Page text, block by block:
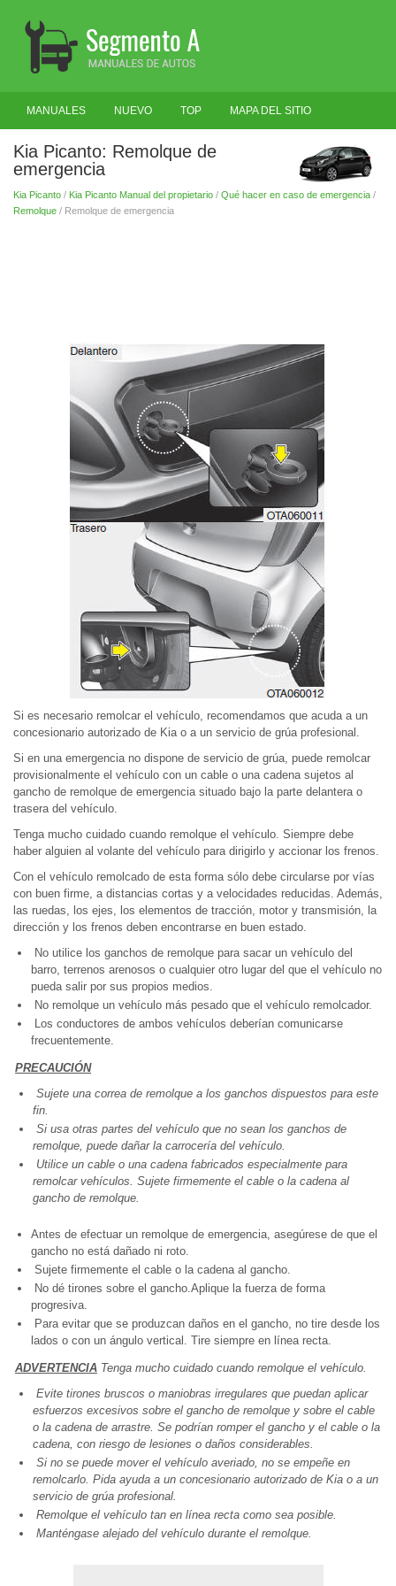
MANUALES NUEVO TOP MAPA DEL SITIO
BUSCAR
Kia Picanto: Remolque de
emergencia
Kia Picanto / Kia Picanto Manual del propietario / Qué hacer en caso de emergencia /
Remolque / Remolque de emergencia
Si es necesario remolcar el vehículo, recomendamos que acuda a un
concesionario autorizado de Kia o a un servicio de grúa profesional.
Si en una emergencia no dispone de servicio de grúa, puede remolcar
provisionalmente el vehículo con un cable o una cadena sujetos al
gancho de remolque de emergencia situado bajo la parte delantera o
trasera del vehículo.
Tenga mucho cuidado cuando remolque el vehículo. Siempre debe
haber alguien al volante del vehículo para dirigirlo y accionar los frenos.
Con el vehículo remolcado de esta forma sólo debe circularse por vías
con buen firme, a distancias cortas y a velocidades reducidas. Además,
las ruedas, los ejes, los elementos de tracción, motor y transmisión, la
dirección y los frenos deben encontrarse en buen estado.
No utilice los ganchos de remolque para sacar un vehículo del
barro, terrenos arenosos o cualquier otro lugar del que el vehículo no
pueda salir por sus propios medios.
No remolque un vehículo más pesado que el vehículo remolcador.
Los conductores de ambos vehículos deberían comunicarse
frecuentemente.
PRECAUCIÓN
Sujete una correa de remolque a los ganchos dispuestos para este
fin.
Si usa otras partes del vehículo que no sean los ganchos de
remolque, puede dañar la carrocería del vehículo.
Utilice un cable o una cadena fabricados especialmente para
remolcar vehículos. Sujete firmemente el cable o la cadena al
gancho de remolque.
Antes de efectuar un remolque de emergencia, asegúrese de que el
gancho no está dañado ni roto.
Sujete firmemente el cable o la cadena al gancho.
No dé tirones sobre el gancho.Aplique la fuerza de forma
progresiva.
Para evitar que se produzcan daños en el gancho, no tire desde los
lados o con un ángulo vertical. Tire siempre en línea recta.
ADVERTENCIA Tenga mucho cuidado cuando remolque el vehículo.
Evite tirones bruscos o maniobras irregulares que puedan aplicar
esfuerzos excesivos sobre el gancho de remolque y sobre el cable
o la cadena de arrastre. Se podrían romper el gancho y el cable o la
cadena, con riesgo de lesiones o daños considerables.
Si no se puede mover el vehículo averiado, no se empeñe en
remolcarlo. Pida ayuda a un concesionario autorizado de Kia o a un
servicio de grúa profesional.
Remolque el vehículo tan en línea recta como sea posible.
Manténgase alejado del vehículo durante el remolque.